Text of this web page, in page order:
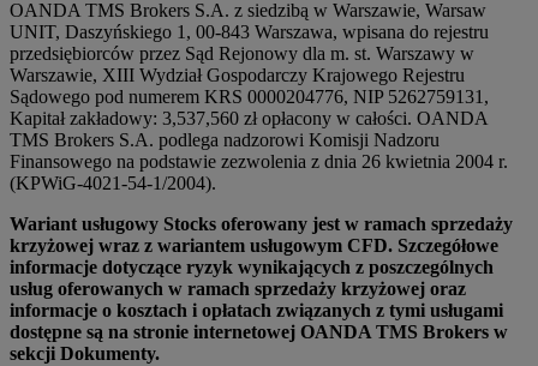
OANDA TMS Brokers S.A. z siedzibą w Warszawie, Warsaw
UNIT, Daszyńskiego 1, 00-843 Warszawa, wpisana do rejestru
przedsiębiorców przez Sąd Rejonowy dla m. st. Warszawy w
Warszawie, XIII Wydział Gospodarczy Krajowego Rejestru
Sądowego pod numerem KRS 0000204776, NIP 5262759131,
Kapitał zakładowy: 3,537,560 zł opłacony w całości. OANDA
TMS Brokers S.A. podlega nadzorowi Komisji Nadzoru
Finansowego na podstawie zezwolenia z dnia 26 kwietnia 2004 r.
(KPWiG-4021-54-1/2004).
Wariant usługowy Stocks oferowany jest w ramach sprzedaży
krzyżowej wraz z wariantem usługowym CFD. Szczegółowe
informacje dotyczące ryzyk wynikających z poszczególnych
usług oferowanych w ramach sprzedaży krzyżowej oraz
informacje o kosztach i opłatach związanych z tymi usługami
dostępne są na stronie internetowej OANDA TMS Brokers w
sekcji Dokumenty.